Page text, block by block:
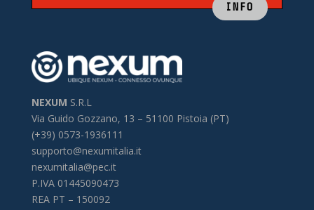
INFO
NEXUM S.R.L
Via Guido Gozzano, 13 – 51100 Pistoia (PT)
(+39) 0573-1936111
supporto@nexumitalia.it
nexumitalia@pec.it
P.IVA 01445090473
REA PT – 150092